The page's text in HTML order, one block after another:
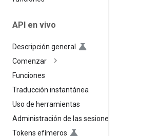
API en vivo
Descripción general
Comenzar
Funciones
Traducción instantánea
Uso de herramientas
Administración de las sesiones
Tokens efímeros